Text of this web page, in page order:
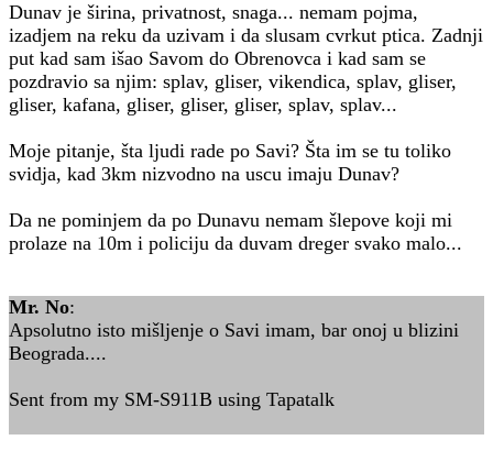
Dunav je širina, privatnost, snaga... nemam pojma,
izadjem na reku da uzivam i da slusam cvrkut ptica. Zadnji
put kad sam išao Savom do Obrenovca i kad sam se
pozdravio sa njim: splav, gliser, vikendica, splav, gliser,
gliser, kafana, gliser, gliser, gliser, splav, splav...
Moje pitanje, šta ljudi rade po Savi? Šta im se tu toliko
svidja, kad 3km nizvodno na uscu imaju Dunav?
Da ne pominjem da po Dunavu nemam šlepove koji mi
prolaze na 10m i policiju da duvam dreger svako malo...
Mr. No:
Apsolutno isto mišljenje o Savi imam, bar onoj u blizini
Beograda....
Sent from my SM-S911B using Tapatalk